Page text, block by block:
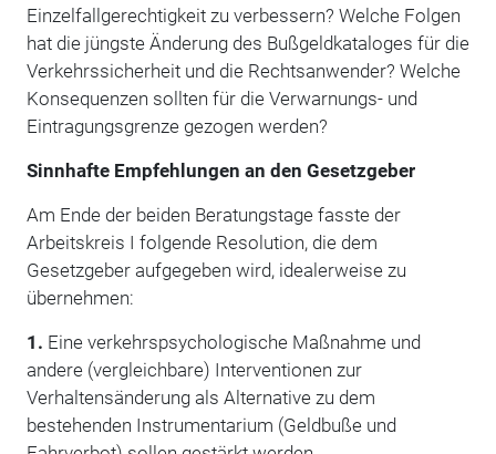
Einzelfallgerechtigkeit zu verbessern? Welche Folgen
hat die jüngste Änderung des Bußgeldkataloges für die
Verkehrssicherheit und die Rechtsanwender? Welche
Konsequenzen sollten für die Verwarnungs- und
Eintragungsgrenze gezogen werden?
Sinnhafte Empfehlungen an den Gesetzgeber
Am Ende der beiden Beratungstage fasste der
Arbeitskreis I folgende Resolution, die dem
Gesetzgeber aufgegeben wird, idealerweise zu
übernehmen:
1. Eine verkehrspsychologische Maßnahme und
andere (vergleichbare) Interventionen zur
Verhaltensänderung als Alternative zu dem
bestehenden Instrumentarium (Geldbuße und